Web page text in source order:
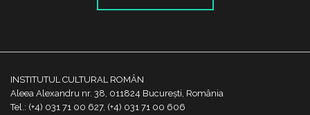
INSTITUTUL CULTURAL ROMÂN
Aleea Alexandru nr. 38, 011824 București, România
Tel.: (+4) 031 71 00 627, (+4) 031 71 00 606